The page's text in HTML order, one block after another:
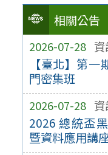
相關公告
2026-07-28 資
【臺北】第
門密集班
2026-07-28 資
2026 總統盃
暨資料應用講